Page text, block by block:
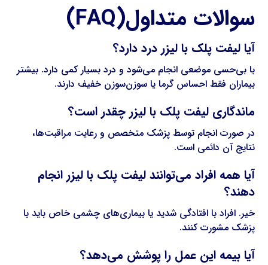
سوالات متداول(FAQ)
آیا لیفت پلک با لیزر درد دارد؟
با بی‌حسی موضعی انجام می‌شود و درد بسیار کمی دارد. بیشتر
بیماران فقط احساس گرما یا سوزن‌سوزن خفیف دارند.
ماندگاری لیفت پلک با لیزر چقدر است؟
در صورت انجام توسط پزشک متخصص و رعایت مراقبت‌ها،
نتایج آن دائمی است.
آیا همه افراد می‌توانند لیفت پلک با لیزر انجام
دهند؟
خیر. افراد با افتادگی شدید یا بیماری‌های چشمی خاص باید با
پزشک مشورت کنند.
آیا بیمه این عمل را پوشش می‌دهد؟